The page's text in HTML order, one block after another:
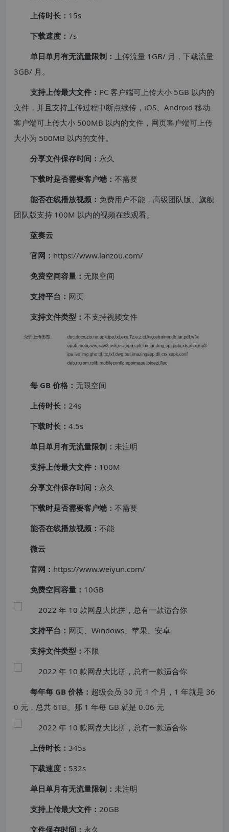
上传时长： 15s
下载速度： 7s
单日单月有无流量限制： 上传流量 1GB/ 月，下载流量
3GB/ 月。
支持上传最大文件： PC 客户端可上传大小 5GB 以内的
文件，并且支持上传过程中断点续传，iOS、Android 移动
客户端可上传大小 500MB 以内的文件，网页客户端可上传
大小为 500MB 以内的文件。
分享文件保存时间： 永久
下载时是否需要客户端： 不需要
能否在线播放视频： 免费用户不能，高级团队版、旗舰
团队版支持 100M 以内的视频在线观看。
蓝奏云
官网： https://www.lanzou.com/
免费空间容量： 无限空间
支持平台： 网页
支持文件类型： 不支持视频文件
每 GB 价格： 无限空间
上传时长： 24s
下载时长： 4.5s
单日单月有无流量限制： 未注明
支持上传最大文件： 100M
分享文件保存时间： 永久
下载时是否需要客户端： 不需要
能否在线播放视频： 不能
微云
官网： https://www.weiyun.com/
免费空间容量： 10GB
支持平台： 网页、Windows、苹果、安卓
支持文件类型： 不限
每年每 GB 价格： 超级会员 30 元 1 个月，1 年就是 36
0 元，总共 6TB。那 1 年每 GB 就是 0.06 元
上传时长： 345s
下载速度： 532s
单日单月有无流量限制： 未注明
支持上传最大文件： 20GB
文件保存时间： 永久